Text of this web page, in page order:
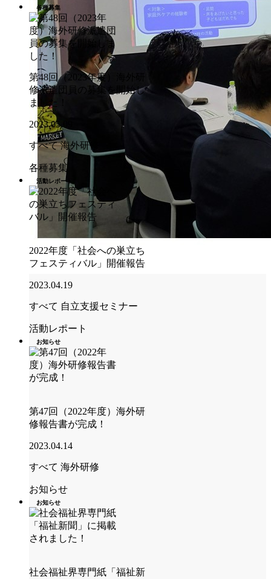
各種募集
第48回（2023年度）海外研
修派遣団員の募集を開始し
ました！
2023.05.09
すべて 海外研修
各種募集
活動レポート
2022年度「社会への巣立ち
フェスティバル」開催報告
2023.04.19
すべて 自立支援セミナー
活動レポート
お知らせ
第47回（2022年度）海外研
修報告書が完成！
2023.04.14
すべて 海外研修
お知らせ
お知らせ
社会福祉界専門紙「福祉新